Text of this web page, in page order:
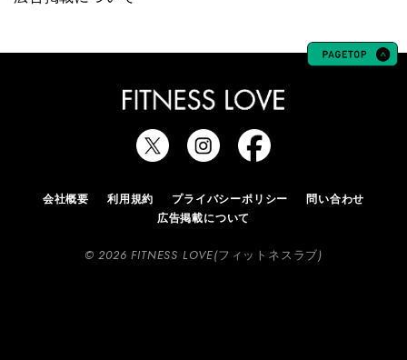
会社概要 利用規約 プライバシーポリシー
問い合わせ
広告掲載について
© 2026 FITNESS LOVE(フィットネスラブ)